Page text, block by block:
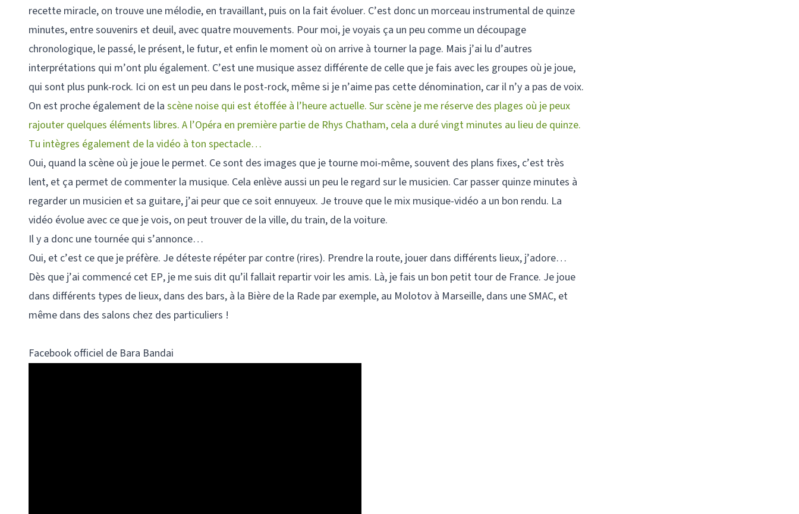
recette miracle, on trouve une mélodie, en travaillant, puis on la fait évoluer. C’est donc un morceau instrumental de quinze
minutes, entre souvenirs et deuil, avec quatre mouvements. Pour moi, je voyais ça un peu comme un découpage
chronologique, le passé, le présent, le futur, et enfin le moment où on arrive à tourner la page. Mais j’ai lu d’autres
interprétations qui m’ont plu également. C’est une musique assez différente de celle que je fais avec les groupes où je joue,
qui sont plus punk-rock. Ici on est un peu dans le post-rock, même si je n’aime pas cette dénomination, car il n’y a pas de voix.
On est proche également de la scène noise qui est étoffée à l’heure actuelle. Sur scène je me réserve des plages où je peux
rajouter quelques éléments libres. A l’Opéra en première partie de Rhys Chatham, cela a duré vingt minutes au lieu de quinze.
Tu intègres également de la vidéo à ton spectacle…
Oui, quand la scène où je joue le permet. Ce sont des images que je tourne moi-même, souvent des plans fixes, c’est très
lent, et ça permet de commenter la musique. Cela enlève aussi un peu le regard sur le musicien. Car passer quinze minutes à
regarder un musicien et sa guitare, j’ai peur que ce soit ennuyeux. Je trouve que le mix musique-vidéo a un bon rendu. La
vidéo évolue avec ce que je vois, on peut trouver de la ville, du train, de la voiture.
Il y a donc une tournée qui s’annonce…
Oui, et c’est ce que je préfère. Je déteste répéter par contre (rires). Prendre la route, jouer dans différents lieux, j’adore…
Dès que j’ai commencé cet EP, je me suis dit qu’il fallait repartir voir les amis. Là, je fais un bon petit tour de France. Je joue
dans différents types de lieux, dans des bars, à la Bière de la Rade par exemple, au Molotov à Marseille, dans une SMAC, et
même dans des salons chez des particuliers !
Facebook officiel de Bara Bandai